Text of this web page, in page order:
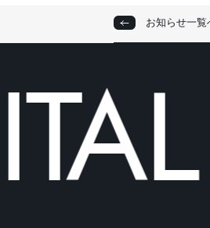
お知らせ一覧